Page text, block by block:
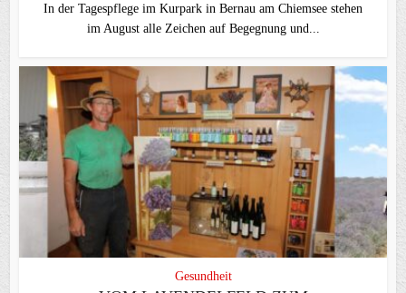
In der Tagespflege im Kurpark in Bernau am Chiemsee stehen
im August alle Zeichen auf Begegnung und...
Gesundheit